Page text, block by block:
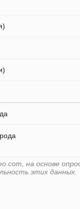
на основе
этих данных.